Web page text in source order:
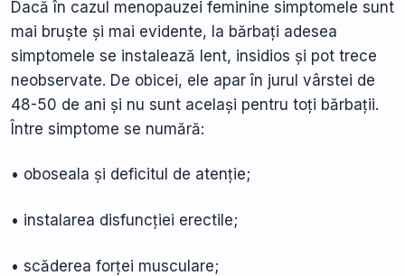
Dacă în cazul menopauzei feminine simptomele sunt
mai bruște și mai evidente, la bărbați adesea
simptomele se instalează lent, insidios și pot trece
neobservate. De obicei, ele apar în jurul vârstei de
48-50 de ani și nu sunt același pentru toți bărbații.
Între simptome se numără:
• oboseala și deficitul de atenție;
• instalarea disfuncției erectile;
• scăderea forței musculare;